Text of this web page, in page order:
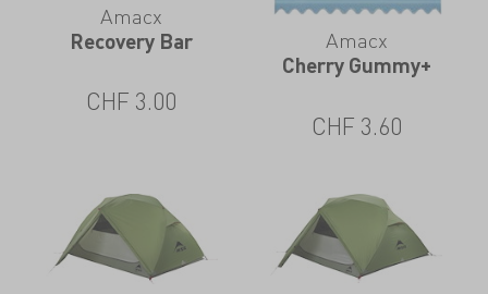
Amacx
Recovery Bar
CHF 3.00
Amacx
Cherry Gummy+
CHF 3.60